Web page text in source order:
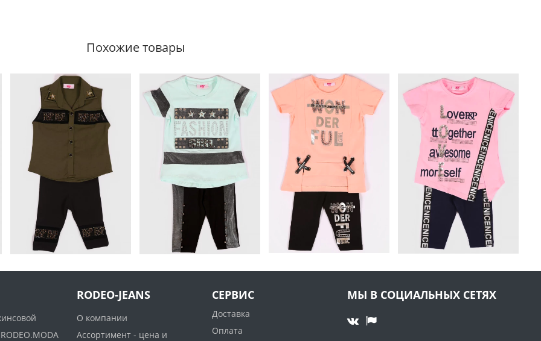
Похожие товары
RODEO-JEANS
О компании
Ассортимент - цена и
СЕРВИС
Доставка
Оплата
МЫ В СОЦИАЛЬНЫХ СЕТЯХ